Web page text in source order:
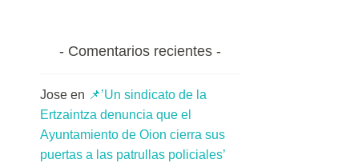
Comentarios recientes
Jose en 📌’Un sindicato de la
Ertzaintza denuncia que el
Ayuntamiento de Oion cierra sus
puertas a las patrullas policiales’